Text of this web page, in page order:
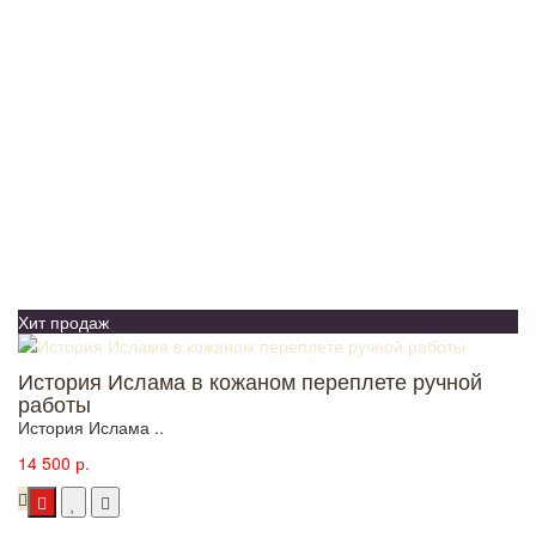
Хит продаж
История Ислама в кожаном переплете ручной
работы
История Ислама ..
14 500 р.